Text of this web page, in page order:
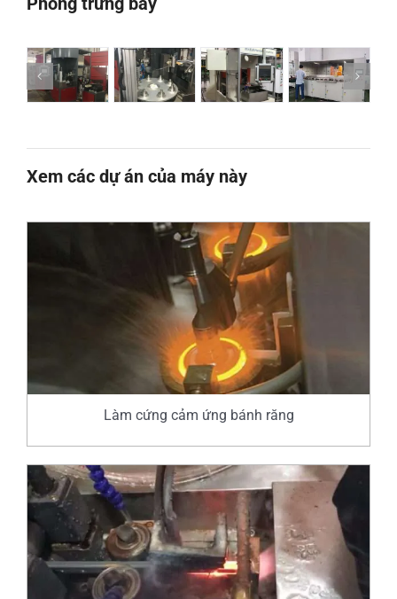
Xem các dự án của máy này
Làm cứng cảm ứng bánh răng